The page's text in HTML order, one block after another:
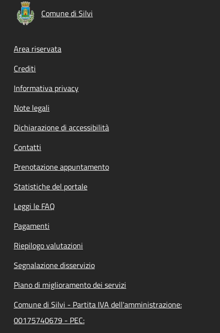
Comune di Silvi
Footer menu
Area riservata
Crediti
Informativa privacy
Note legali
Dichiarazione di accessibilità
Contatti
Prenotazione appuntamento
Statistiche del portale
Leggi le FAQ
Pagamenti
Riepilogo valutazioni
Segnalazione disservizio
Piano di miglioramento dei servizi
Comune di Silvi - Partita IVA dell'amministrazione:
00175740679 - PEC: